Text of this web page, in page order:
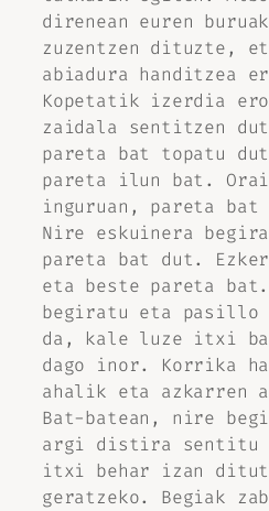
direnean euren
zuzentzen dituzte,
abiadura handitzea
Kopetatik izerdia
zaidala sentitzen
pareta bat topatu
pareta ilun bat.
inguruan, pareta
Nire eskuinera
pareta bat dut.
eta beste pareta
begiratu eta pasillo
da, kale luze itxi
dago inor. Korrika
ahalik eta azkarren
Bat-batean, nire
argi distira sentitu
itxi behar izan
geratzeko. Begiak